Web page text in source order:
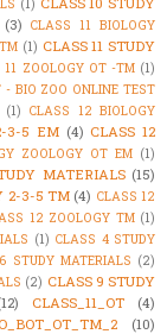
(3) CLASS 11 BIOLOGY
(1) CLASS 11 STUDY
11 ZOOLOGY OT -TM (1)
- BIO ZOO ONLINE TEST
(1) CLASS 12 BIOLOGY
3-5 EM (4) CLASS 12
ZOOLOGY OT EM (1)
MATERIALS (15)
2-3-5 TM (4) CLASS 12
12 ZOOLOGY TM (1)
(1) CLASS 4 STUDY
STUDY MATERIALS (2)
(2) CLASS 9 STUDY
CLASS_11_OT
(4)
(10)